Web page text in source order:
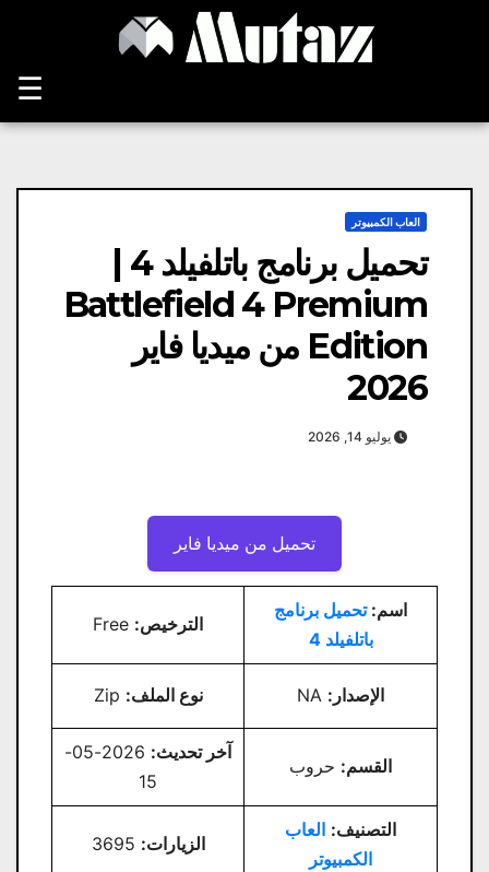
☰
العاب الكمبيوتر
تحميل برنامج باتلفيلد 4 |
Battlefield 4 Premium
Edition من ميديا ​​فاير
2026
يوليو 14, 2026
تحميل من ميديا ​​فاير
اسم:تحميل برنامج
باتلفيلد 4
الترخيص:
الإصدار: نوع الملف:
القسم: حروب
آخر تحديث:
2026-05-
15
التصنيف: العاب
الكمبيوتر
الزيارات: